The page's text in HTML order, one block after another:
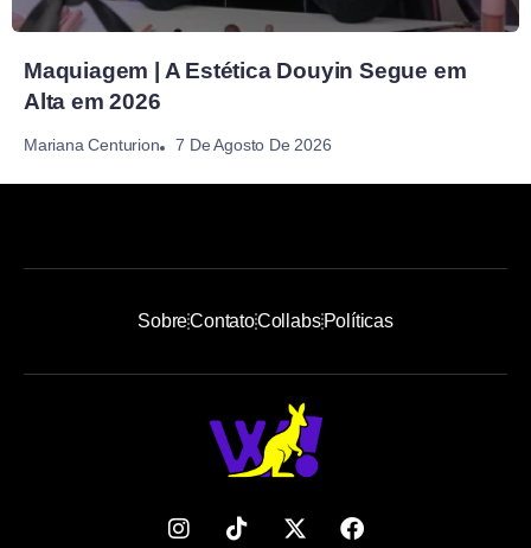
Maquiagem | A Estética Douyin Segue em
Alta em 2026
Mariana Centurion 7 De Agosto De 2026
SobreContatoCollabsPolíticas